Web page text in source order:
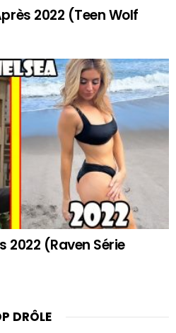
2022 (Teen Wolf
2022 (Raven Série
DRÔLE